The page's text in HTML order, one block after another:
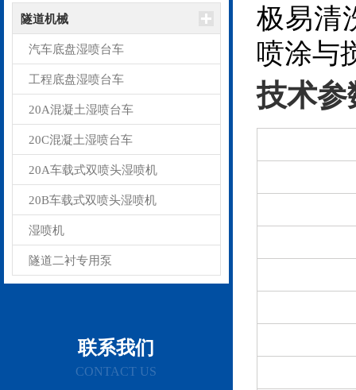
隧道机械
汽车底盘湿喷台车
工程底盘湿喷台车
20A混凝土湿喷台车
20C混凝土湿喷台车
20A车载式双喷头湿喷机
20B车载式双喷头湿喷机
湿喷机
隧道二衬专用泵
联系我们
CONTACT US
极易清
喷涂与
技术参